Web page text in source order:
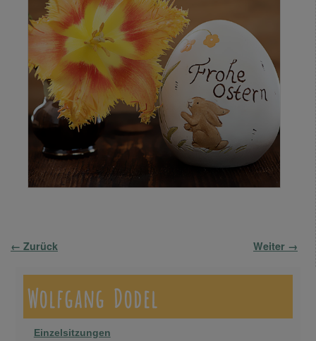
Bilder-Navigation
← Zurück Weiter →
Wolfgang Dodel
Einzelsitzungen